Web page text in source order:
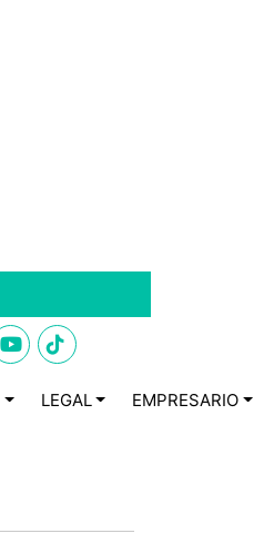
LEGAL EMPRESARIO